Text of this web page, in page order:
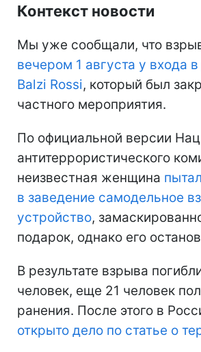
Контекст новости
Мы уже сообщали, что
вечером 1 августа у входа
Balzi Rossi, который был
частного мероприятия.
По официальной версии
антитеррористического
неизвестная женщина
в заведение самодельное
устройство,
подарок, однако его
В результате взрыва
человек, еще 21 человек
ранения. После этого в
открыто дело по статье о